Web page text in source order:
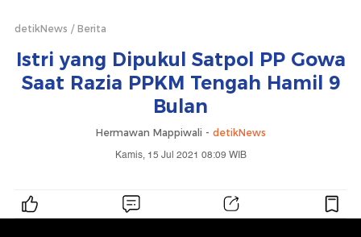
detikNews Berita
Istri yang Dipukul Satpol PP Gowa
Saat Razia PPKM Tengah Hamil 9
Bulan
Hermawan Mappiwali - detikNews
Kamis, 15 Jul 2021 08:09 WIB